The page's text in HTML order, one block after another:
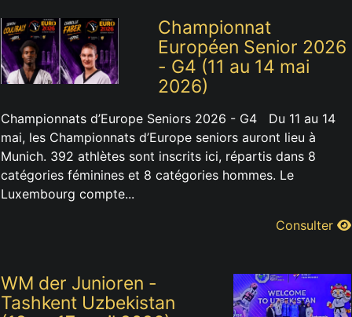
Championnat
Européen Senior 2026
- G4 (11 au 14 mai
2026)
Championnats d’Europe Seniors 2026 - G4 Du 11 au 14
mai, les Championnats d’Europe seniors auront lieu à
Munich. 392 athlètes sont inscrits ici, répartis dans 8
catégories féminines et 8 catégories hommes. Le
Luxembourg compte...
Consulter
WM der Junioren -
Tashkent Uzbekistan